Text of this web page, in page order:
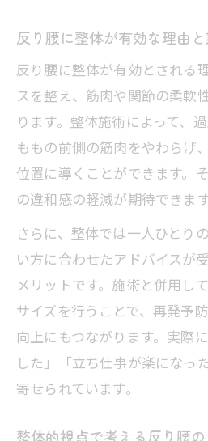
整体的観点で選ぶ毎
チ
整体と連携した生活
順
整体知識を生かした
整体アドバイスによ
化
反り腰解消へ繋がるスト
整体の知見で伝える
意
整体の専門家が勧め
反り腰に整体が有効な理由
反り腰に整体が有効とされる
スを整え、筋肉や関節の柔軟
ります。整体施術によって、
ももの前側の筋肉をやわらげ
位置に導くことができます。
の違和感の軽減が期待できます
さらに、整体では一人ひとり
い方に合わせたアドバイスが
メリットです。施術と併用し
サイズを行うことで、再発予
向上にもつながります。実際
した」「立ち仕事が楽になっ
寄せられています。
整体的視点で考える反り腰